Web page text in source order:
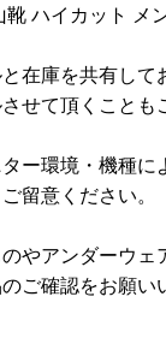
靴 ハイカット
在庫を共有して
せて頂くことも
ー環境・機種に
留意ください。
やアンダーウェ
ご確認をお願い